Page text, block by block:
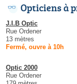
Opticiens à
J.I.B Optic
Rue Ordener
13 mètres
Fermé, ouvre à 10h
Optic 2000
Rue Ordener